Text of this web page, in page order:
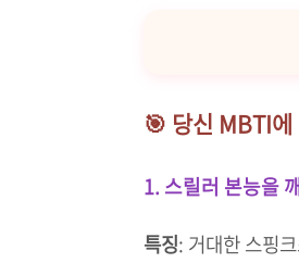
🎯 당신 MBTI
1. 스릴러 본능을
특징: 거대한 스핑